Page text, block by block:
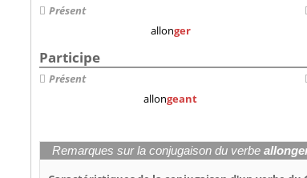
Présent
allonger
Participe
Présent
allongeant
Remarques sur la conjugaison du verbe